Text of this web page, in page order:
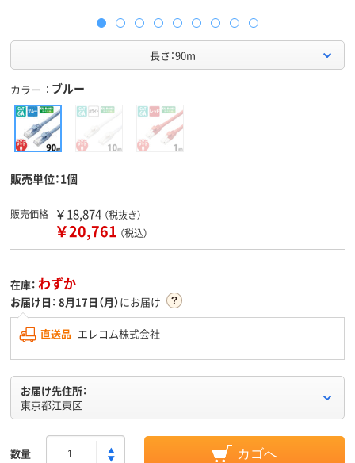
長さ：90m
カラー ブルー
販売単位：1個
販売価格 ￥18,874 （税抜き）
￥20,761 （税込）
在庫： わずか
お届け日： 8月17日（月）にお届け
直送品 エレコム株式会社
お届け先住所：
東京都江東区
数量 カゴへ